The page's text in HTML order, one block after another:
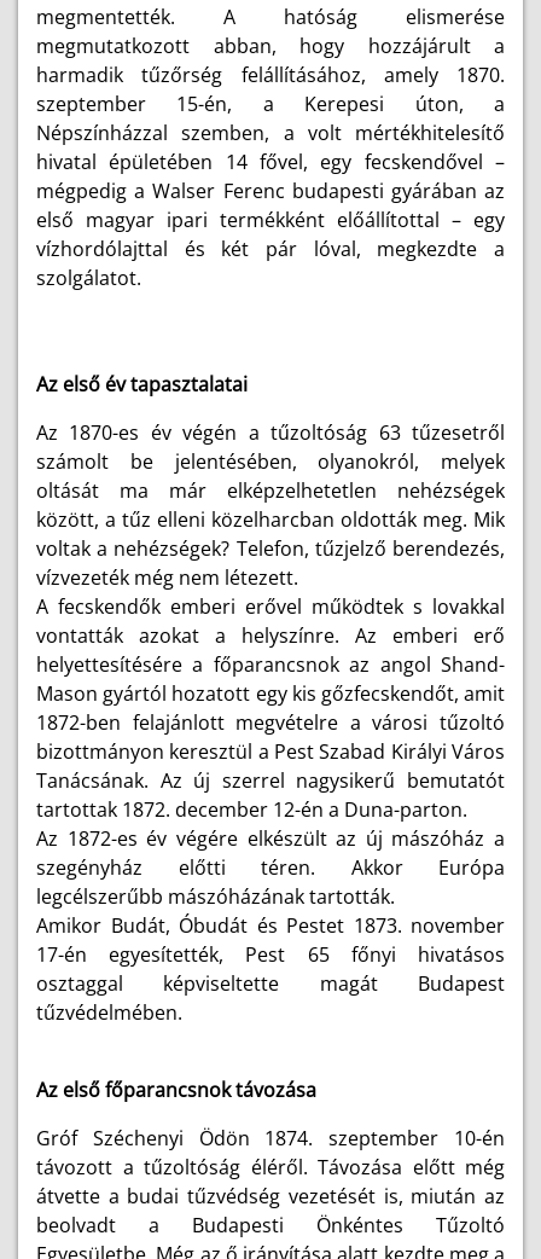
megmentették. A hatóság elismerése
megmutatkozott abban, hogy hozzájárult a
harmadik tűzőrség felállításához, amely 1870.
szeptember 15-én, a Kerepesi úton, a
Népszínházzal szemben, a volt mértékhitelesítő
hivatal épületében 14 fővel, egy fecskendővel –
mégpedig a Walser Ferenc budapesti gyárában az
első magyar ipari termékként előállítottal – egy
vízhordólajttal és két pár lóval, megkezdte a
szolgálatot.
Az első év tapasztalatai
Az 1870-es év végén a tűzoltóság 63 tűzesetről
számolt be jelentésében, olyanokról, melyek
oltását ma már elképzelhetetlen nehézségek
között, a tűz elleni közelharcban oldották meg. Mik
voltak a nehézségek? Telefon, tűzjelző berendezés,
vízvezeték még nem létezett.
A fecskendők emberi erővel működtek s lovakkal
vontatták azokat a helyszínre. Az emberi erő
helyettesítésére a főparancsnok az angol Shand-
Mason gyártól hozatott egy kis gőzfecskendőt, amit
1872-ben felajánlott megvételre a városi tűzoltó
bizottmányon keresztül a Pest Szabad Királyi Város
Tanácsának. Az új szerrel nagysikerű bemutatót
tartottak 1872. december 12-én a Duna-parton.
Az 1872-es év végére elkészült az új mászóház a
szegényház előtti téren. Akkor Európa
legcélszerűbb mászóházának tartották.
Amikor Budát, Óbudát és Pestet 1873. november
17-én egyesítették, Pest 65 főnyi hivatásos
osztaggal képviseltette magát Budapest
tűzvédelmében.
Az első főparancsnok távozása
Gróf Széchenyi Ödön 1874. szeptember 10-én
távozott a tűzoltóság éléről. Távozása előtt még
átvette a budai tűzvédség vezetését is, miután az
beolvadt a Budapesti Önkéntes Tűzoltó
Egyesületbe. Még az ő irányítása alatt kezdte meg a